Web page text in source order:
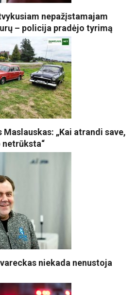
nepažįstamajam
– policija pradėjo tyrimą
Maslauskas: „Kai atrandi save,
niekada nenustoja